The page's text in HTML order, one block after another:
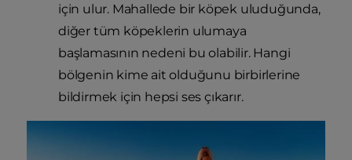
için ulur. Mahallede bir köpek uluduğunda,
diğer tüm köpeklerin ulumaya
başlamasının nedeni bu olabilir. Hangi
bölgenin kime ait olduğunu birbirlerine
bildirmek için hepsi ses çıkarır.